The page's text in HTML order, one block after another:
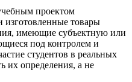
проектом
изготовленные товары
имеющие субъектную или
под контролем и
студентов в реальных
их определения, а не